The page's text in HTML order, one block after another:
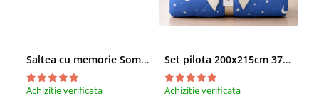
Saltea cu memorie SomnART XXL Memory Plus 160x190, înălțime 25cm, pentru persoane supraponderale, husă Aloe Vera detașabilă, rulată, fermitate mare
Achizitie verificata
Set pilota 200x215cm 370g cu 2 perne 50x70,albastru- PLT36
Achizitie verificata